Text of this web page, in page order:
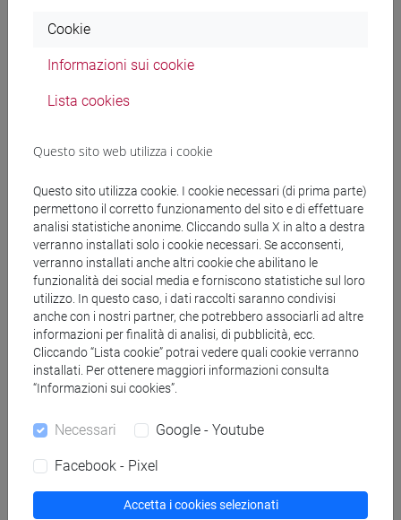
“Di autodefinizioni e autonarrazioni: l'essere donna e dalit
Ciclo di Seminari: Femminismi Contemporanei Academy. Ca’
La scrittrice Dalit in lingua hindi Rajat Rani ‘Meenu’ ha
discusso le condizioni delle donne Dalit nell’India
contemporanea e letto estratti dalle sue opere letterarie. Ho
moderato l’evento e tradotto simultaneamente dalla lingua
hindi alla lingua italiana.
Fragile Selves - PhD Symposium
Ca' Foscari Università di Venezia, Venezia, Italia |
02.03.2022-04.03.2022
Conferenza coorganizzata.
Ca’ Foscari Università di Venezia, Venezia, Italia |
14.04.2023 - 17.05.2023
Incontri di ricerca a cadenza settimanale o bisettimanale
Subcontinente indiano afferenti al Dipartimento di Studi
Cookie
Informazioni sui cookie
Lista cookies
Questo sito web utilizza i cookie
Questo sito utilizza cookie. I cookie necessari (di prima parte)
permettono il corretto funzionamento del sito e di effettuare
analisi statistiche anonime. Cliccando sulla X in alto a destra
verranno installati solo i cookie necessari. Se acconsenti,
verranno installati anche altri cookie che abilitano le
funzionalità dei social media e forniscono statistiche sul loro
utilizzo. In questo caso, i dati raccolti saranno condivisi
anche con i nostri partner, che potrebbero associarli ad altre
informazioni per finalità di analisi, di pubblicità, ecc.
Cliccando “Lista cookie” potrai vedere quali cookie verranno
installati. Per ottenere maggiori informazioni consulta
“Informazioni sui cookies”.
Necessari Google - Youtube
Facebook - Pixel
Accetta i cookies selezionati